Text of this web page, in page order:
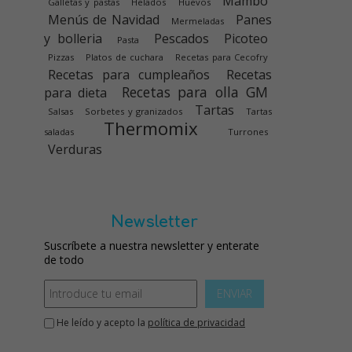
Menús de Navidad
Mermeladas
Panes
y bolleria
Pasta Pescados Picoteo
Pizzas Platos de cuchara Recetas para Cecofry
Recetas para cumpleaños
Recetas
para dieta
Recetas para olla GM
Salsas Sorbetes y granizados Tartas
Tartas
saladas
Thermomix Turrones
Verduras
Newsletter
Suscríbete a nuestra newsletter y enterate
de todo
ENVIAR
He leído y acepto la política de privacidad